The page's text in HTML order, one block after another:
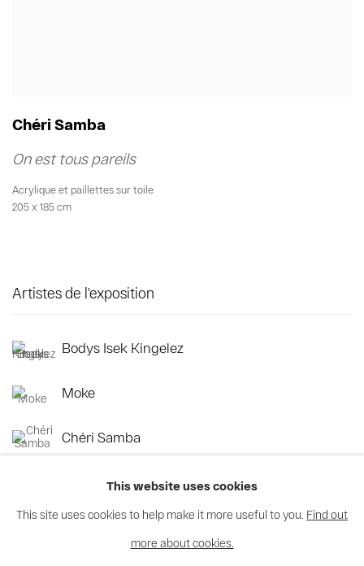
Chéri Samba
On est tous pareils
Acrylique et paillettes sur toile
205 x 185 cm
Artistes de l'exposition
Bodys Isek Kingelez
Moke
Chéri Samba
This website uses cookies
This site uses cookies to help make it more useful to you. Find out
more about cookies.